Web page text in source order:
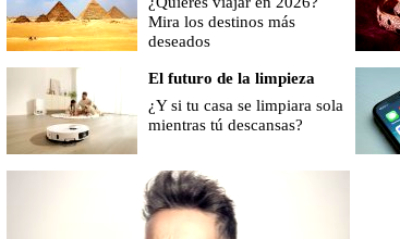
Mira los destinos más
deseados
El futuro de la limpieza
¿Y si tu casa se limpiara sola
mientras tú descansas?